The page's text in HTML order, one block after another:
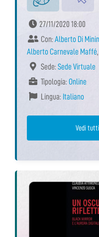
27/11/2020 18:00
Con: Alberto Di Minin
Alberto Carnevale Maffé,
Sede: Sede Virtuale
Tipologia: Online
Lingua: Italiano
Vedi